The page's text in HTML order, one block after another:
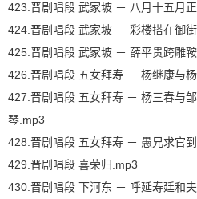
423.晋剧唱段 武家坡 － 八月十五月
424.晋剧唱段 武家坡 － 彩楼搭在御
425.晋剧唱段 武家坡 － 薛平贵跨雕
426.晋剧唱段 五女拜寿 － 杨继康与
427.晋剧唱段 五女拜寿 － 杨三春与
琴.mp3
428.晋剧唱段 五女拜寿 － 愚兄求官
429.晋剧唱段 喜荣归.mp3
430.晋剧唱段 下河东 － 呼延寿廷和